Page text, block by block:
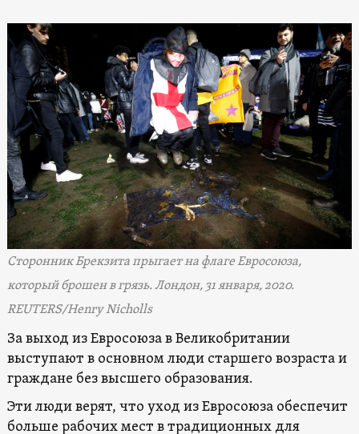
Сторонник Брекзита прыгает на флаге Евросоюза,
который брошен в грязь. Лондон, 31 января, 2020.
REUTERS/Henry Nicholls
За выход из Евросоюза в Великобритании
выступают в основном люди старшего возраста и
граждане без высшего образования.
Эти люди верят, что уход из Евросоюза обеспечит
больше рабочих мест в традиционных для